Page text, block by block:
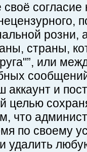
страны,
или
аккаунт и
целью
что
по своему
удалить